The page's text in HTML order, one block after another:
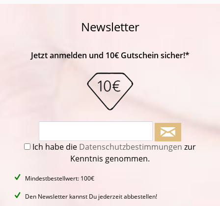
Newsletter
Jetzt anmelden und 10€ Gutschein sicher!*
Ich habe die Datenschutzbestimmungen zur
Kenntnis genommen.
Mindestbestellwert: 100€
Den Newsletter kannst Du jederzeit abbestellen!